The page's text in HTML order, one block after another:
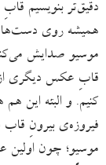
دقیق‌تر بنویسیم
همیشه روی
موسیو صدایش
قابِ عکس دیگری
کنیم. و البته
فیروزه‌ی بیرونِ
موسیو؛ چون